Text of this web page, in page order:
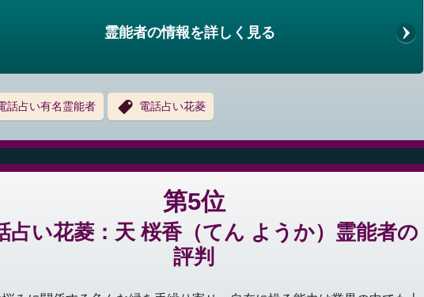
霊能者の情報を詳しく見る
話占い有名霊能者 電話占い花菱
第5位
占い花菱：天 桜香（てん ようか）霊能者の
評判